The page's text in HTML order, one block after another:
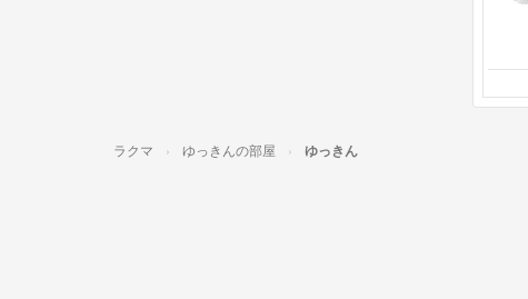
ラクマ ゆっきんの部屋 ゆっきん